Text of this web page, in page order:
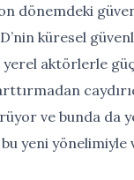
dönemdeki
küresel
yerel aktörlerle
ve bunda da
yeni